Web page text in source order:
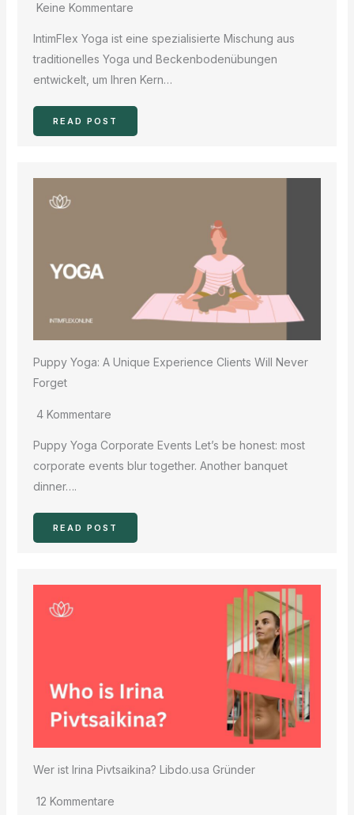
Keine Kommentare
IntimFlex Yoga ist eine spezialisierte Mischung aus
traditionelles Yoga und Beckenbodenübungen
entwickelt, um Ihren Kern…
READ POST
Puppy Yoga: A Unique Experience Clients Will Never
Forget
4 Kommentare
Puppy Yoga Corporate Events Let’s be honest: most
corporate events blur together. Another banquet
dinner….
READ POST
Wer ist Irina Pivtsaikina? Libdo.usa Gründer
12 Kommentare